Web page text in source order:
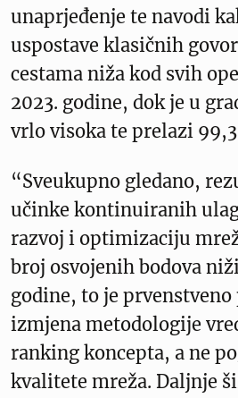
unaprjeđenje te navodi
uspostave klasičnih
cestama niža kod svih
2023. godine, dok je u
vrlo visoka te prelazi
“Sveukupno gledano,
učinke kontinuiranih
razvoj i optimizaciju
broj osvojenih bodova
godine, to je prvenstveno
izmjena metodologije
ranking koncepta, a ne
kvalitete mreža. Daljnje